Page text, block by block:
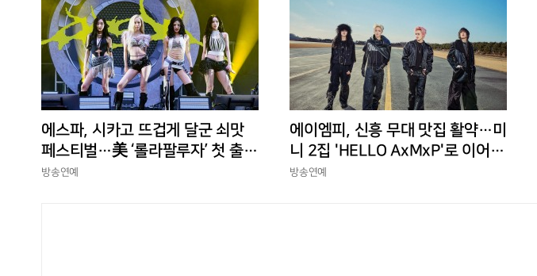
에스파, 시카고 뜨겁게 달군 쇠맛
페스티벌…美 ‘롤라팔루자’ 첫 출격
부터 증명한 존재감
방송연예
에이엠피, 신흥 무대 맛집 활약…미
니 2집 'HELLO AxMxP'로 이어갈
상승세
방송연예